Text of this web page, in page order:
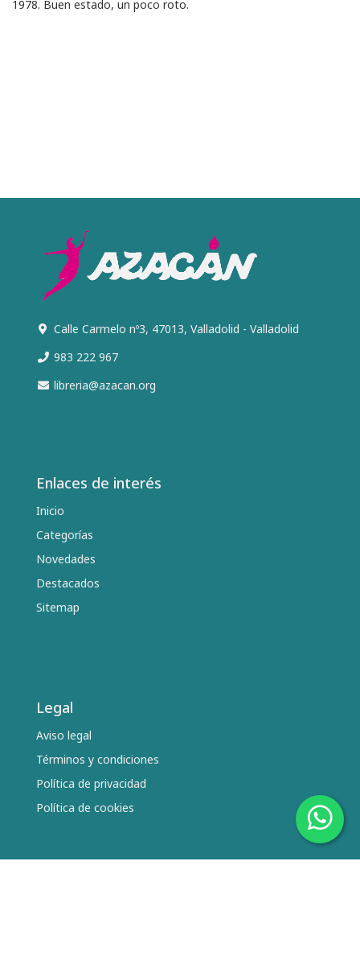
1978. Buen estado, un poco roto.
Calle Carmelo nº3, 47013, Valladolid - Valladolid
983 222 967
libreria@azacan.org
Enlaces de interés
Inicio
Categorías
Novedades
Destacados
Sitemap
Legal
Aviso legal
Términos y condiciones
Política de privacidad
Política de cookies